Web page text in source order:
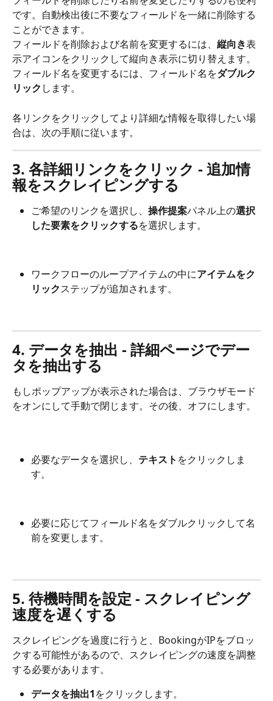
です。自動検出後に不要なフィールドを一緒に削除する
ことができます。
フィールドを削除および名前を変更するには、 縦向き表
示アイコンをクリックして縦向き表示に切り替えます。
フィールド名を変更するには、フィールド名をダブルク
リック します。
各リンクをクリックしてより詳細な情報を取得したい場
合は、次の手順に従います。
3. 各詳細リンクをクリック - 追加情
報をスクレイピングする
ご希望のリンクを選択し、 操作提案パネル上の選択
した要素をクリックするを選択します。
ワークフローのループアイテムの中にアイテムをク
リックステップが追加されます。
4. データを抽出 - 詳細ページでデー
タを抽出する
もしポップアップが表示された場合は、ブラウザモード
をオンにして手動で閉じます。その後、オフにします。
必要なデータを選択し、 テキスト をクリックしま
す。
必要に応じてフィールド名をダブルクリックして名
前を変更します。
5. 待機時間を設定 - スクレイピング
速度を遅くする
スクレイピングを過度に行うと、BookingがIPをブロッ
クする可能性があるので、スクレイピングの速度を調整
する必要があります。
データを抽出1をクリックします。